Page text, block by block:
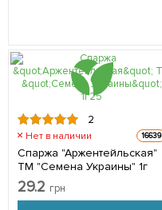
2
Нет в наличии 16639
Спаржа "Аржентейльская"
ТМ "Семена Украины" 1г
29.2 грн